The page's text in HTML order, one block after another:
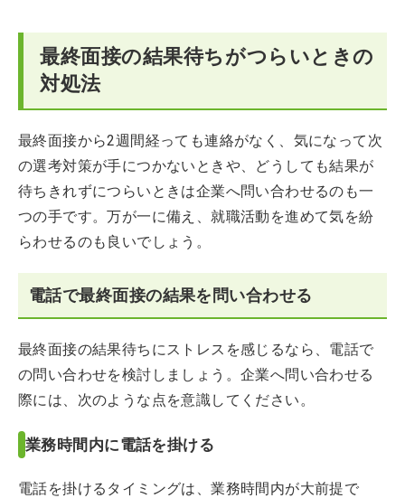
最終面接の結果待ちがつらいときの
対処法
最終面接から2週間経っても連絡がなく、気になって次
の選考対策が手につかないときや、どうしても結果が
待ちきれずにつらいときは企業へ問い合わせるのも一
つの手です。万が一に備え、就職活動を進めて気を紛
らわせるのも良いでしょう。
電話で最終面接の結果を問い合わせる
最終面接の結果待ちにストレスを感じるなら、電話で
の問い合わせを検討しましょう。企業へ問い合わせる
際には、次のような点を意識してください。
業務時間内に電話を掛ける
電話を掛けるタイミングは、業務時間内が大前提で